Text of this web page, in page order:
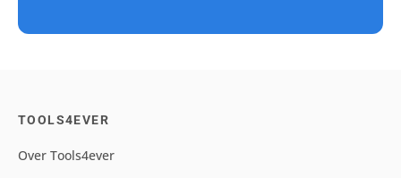
TOOLS4EVER
Over Tools4ever